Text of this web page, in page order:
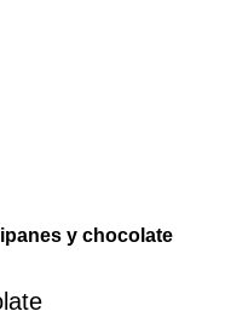
y chocolate